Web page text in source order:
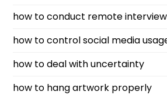
how to conduct remote
how to control social media
how to deal with uncertainty
how to hang artwork properly